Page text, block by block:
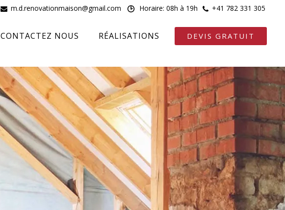
CONTACTEZ NOUS RÉALISATIONS DEVIS GRATUIT
m.d.renovationmaison@gmail.com Horaire: 08h à 19h +41 782 331 305